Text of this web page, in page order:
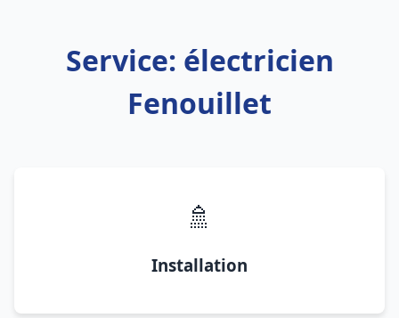
Service: électricien
Fenouillet
🚿
Installation